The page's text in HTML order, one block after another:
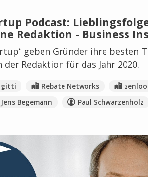
Podcast:
Redaktion - Business
geben Gründer ihre besten
Redaktion für das Jahr 2020.
gitti Rebate Networks
Jens Begemann Paul Schwarzenholz